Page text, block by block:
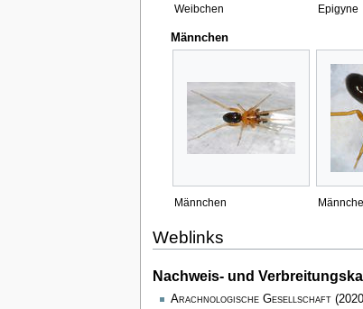
Weibchen Epigyne
Männchen
Männchen
Weblinks
Nachweis- und
Arachnologische Gesellschaft